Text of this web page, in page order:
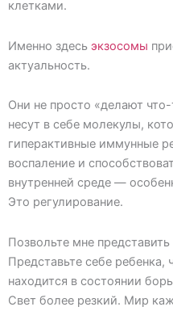
клетками.
Именно здесь экзосомы
актуальность.
Они не просто «делают
несут в себе молекулы,
гиперактивные иммунные
воспаление и
внутренней среде —
Это регулирование.
Позвольте мне
Представьте себе ребенка,
находится в состоянии
Свет более резкий. Мир